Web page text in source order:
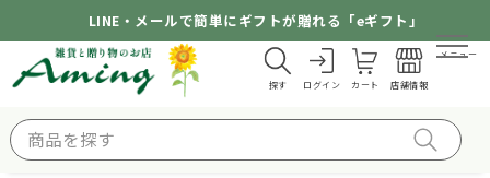
LINE・メールで簡単にギフトが贈れる「eギフト」
探す ログイン カート 店舗情報
メニュー